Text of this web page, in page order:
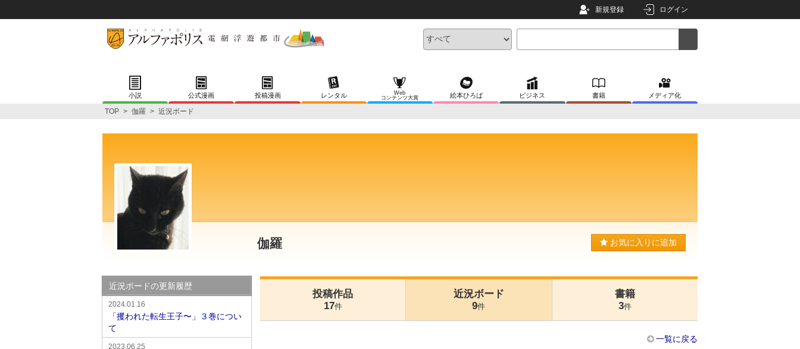
新規登録 ログイン
小説 公式漫画 投稿漫画 レンタル
Web
コンテンツ大賞
絵本ひろば ビジネス 書籍 メディア化
TOP > 伽羅 > 近況ボード
伽羅 お気に入りに追加
投稿作品
17件
近況ボード
9件
書籍
3件
一覧に戻る
近況ボードの更新履歴
2024.01.16
「攫われた転生王子〜」３巻につい
て
2023.06.25